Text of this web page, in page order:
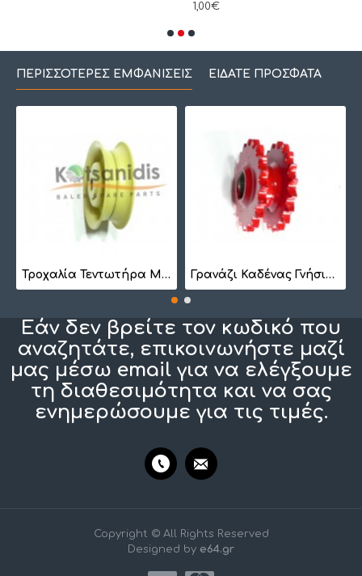
1,00€
ΠΕΡΙΣΣΌΤΕΡΕΣ ΕΜΦΑΝΊΣΕΙΣ ΕΊΔΑΤΕ ΠΡΌΣΦΑΤΑ
Τροχαλία Τεντωτήρα Μικρή BS 1022 Γρανάζι Καδένας Γνήσιο 1257410201
Εάν δεν βρείτε τον κωδικό που
αναζητάτε, επικοινωνήστε μαζί
μας μέσω email για να ελέγξουμε
τη διαθεσιμότητα και να σας
ενημερώσουμε για τις τιμές.
Copyright © All Rights Reserved
Designed by e64.gr